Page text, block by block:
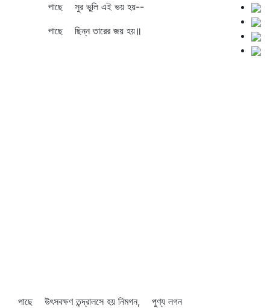
পাছে সুর ভুলি এই ভয় হয়--
পাছে ছিন্ন তারের জয় হয়॥
পাছে উৎসবক্ষণ তন্দ্রালসে হয় নিমগন, পুণ্য লগন